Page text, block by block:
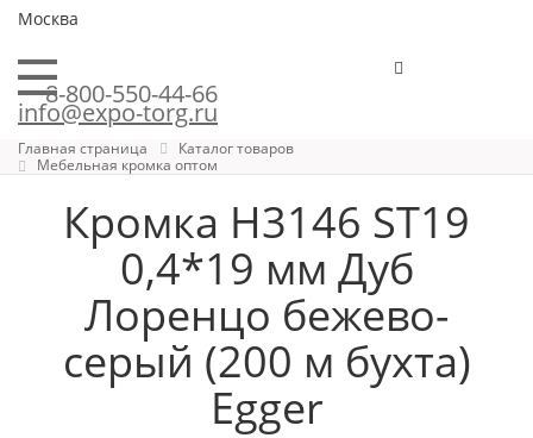
Москва
8-800-550-44-66
info@expo-torg.ru
Главная страница
Каталог товаров
Мебельная кромка оптом
Кромка H3146 ST19
0,4*19 мм Дуб
Лоренцо бежево-
серый (200 м бухта)
Egger